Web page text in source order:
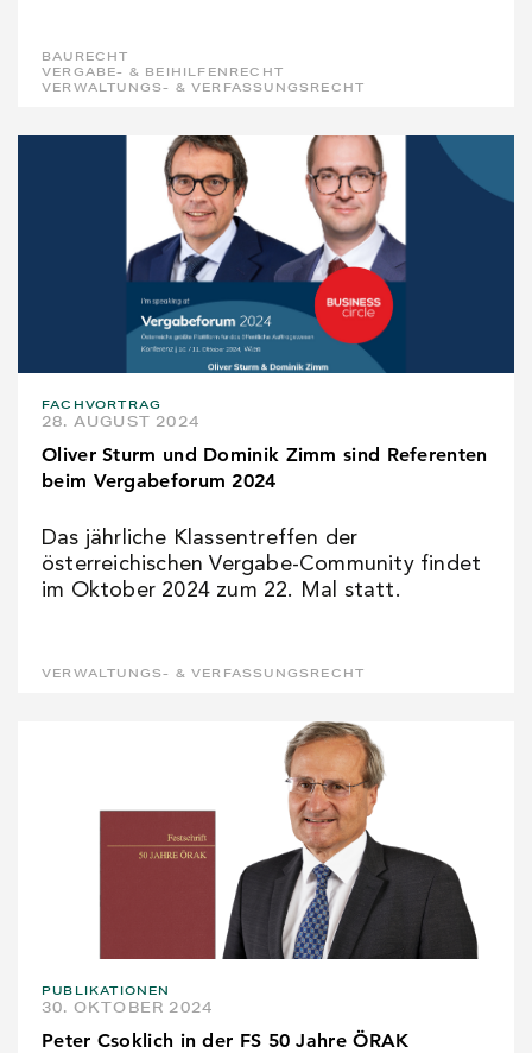
BAURECHT
VERGABE- & BEIHILFENRECHT
VERWALTUNGS- & VERFASSUNGSRECHT
FACHVORTRAG
28. AUGUST 2024
Oliver Sturm und Dominik Zimm sind Referenten
beim Vergabeforum 2024
Das jährliche Klassentreffen der
österreichischen Vergabe-Community findet
im Oktober 2024 zum 22. Mal statt.
VERWALTUNGS- & VERFASSUNGSRECHT
PUBLIKATIONEN
30. OKTOBER 2024
Peter Csoklich in der FS 50 Jahre ÖRAK